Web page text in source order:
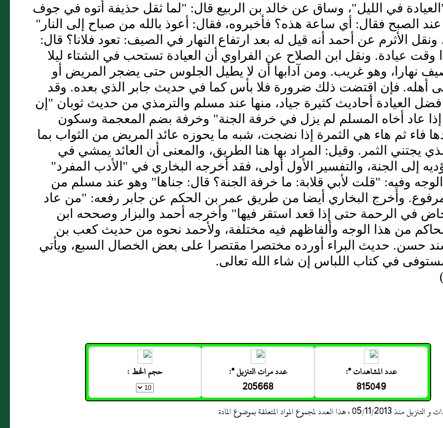
في الليل"، وساق عن خالد بن الربيع قال: "لما ثقل حذيفة أتوه في جوف
عند الصبح فقال: أي ساعة هذه؟ فأخبروه، فقال: أعوذ بالله من صباح إلى النار"
ونقل الأثرم عن أحمد أنه قيل له بعد ارتفاع النهار في الصيف: تعود فلانا؟ قال:
وقت عيادة. ونقل ابن الصلاح عن الفراوي أن العيادة تستحب في الشتاء ليلا
نهارا، وهو غريب. ومن آدابها أن لا يطيل الجلوس حتى يضجر المريض أو
أهله. فإن اقتضت ذلك ضرورة فلا بأس كما في حديث جابر الذي بعده. وقد
العيادة أحاديث كثيرة جياد، منها عند مسلم والترمذي من حديث ثوبان "إن
عاد أخاه المسلم لم يزل في خرفة الجنة" وخرفة بضم المعجمة وسكون
فاء ثم هاء هي الثمرة إذا نضجت، شبه ما يحوزه عائد المريض من الثواب بما
يجتني الثمر. وقيل: المراد بها هنا الطريق، والمعنى أن العائد يمشي في
إلى الجنة، والتفسير الأول أولى، فقد أخرجه البخاري في "الأدب المفرد"
وفيه: "قلت لأبي قلابة: ما خرفة الجنة؟ قال: جناها" وهو عند مسلم من
وأخرج البخاري أيضا من طريق عمر بن الحكم عن جابر رفعه: "من عاد
في الرحمة حتى إذا قعد استقر فيها" وأخرجه أحمد والبزار وصححه ابن
من هذا الوجه وألفاظهم فيه مختلفة، ولأحمد نحوه من حديث كعب بن
حسن. حديث البراء أورده مختصرا مقتصرا على بعض الخصال السبع، ويأتي
في كتاب اللباس إن شاء الله تعالى.
عدد المشاهدات *:
815049
عدد مرات التنزيل *:
205668
حجم الخط :
العدد لمجموع المواد المتعلقة بموضوع المادة